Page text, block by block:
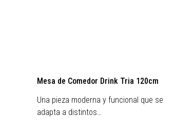
Mesa de Comedor Drink Tria 120cm
Una pieza moderna y funcional que se
adapta a distintos…